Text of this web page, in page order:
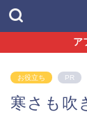
ア
お役立ち PR
寒さも吹